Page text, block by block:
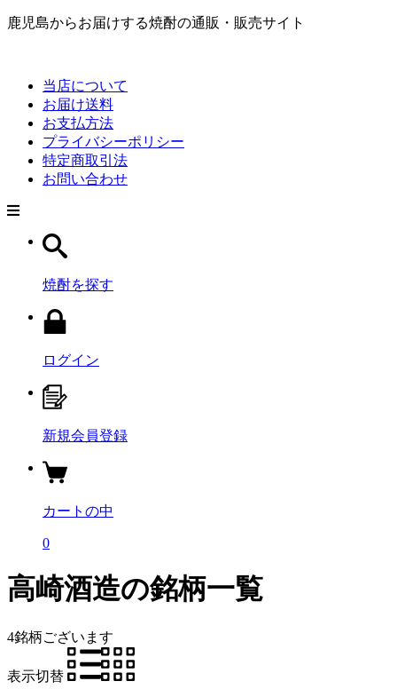
鹿児島からお届けする焼酎の通販・販売サイト
当店について
お届け送料
お支払方法
プライバシーポリシー
特定商取引法
お問い合わせ
焼酎を探す
ログイン
新規会員登録
カートの中
0
高崎酒造の銘柄一覧
4銘柄ございます
表示切替